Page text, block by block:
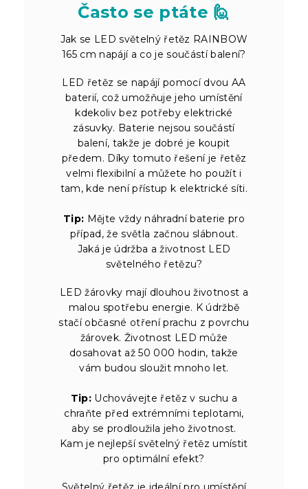
Často se ptáte 🙋
Jak se LED světelný řetěz RAINBOW
165 cm napájí a co je součástí balení?
LED řetěz se napájí pomocí dvou AA
baterií, což umožňuje jeho umístění
kdekoliv bez potřeby elektrické
zásuvky. Baterie nejsou součástí
balení, takže je dobré je koupit
předem. Díky tomuto řešení je řetěz
velmi flexibilní a můžete ho použít i
tam, kde není přístup k elektrické síti.
Tip: Mějte vždy náhradní baterie pro
případ, že světla začnou slábnout.
Jaká je údržba a životnost LED
světelného řetězu?
LED žárovky mají dlouhou životnost a
malou spotřebu energie. K údržbě
stačí občasné otření prachu z povrchu
žárovek. Životnost LED může
dosahovat až 50 000 hodin, takže
vám budou sloužit mnoho let.
Tip: Uchovávejte řetěz v suchu a
chraňte před extrémními teplotami,
aby se prodloužila jeho životnost.
Kam je nejlepší světelný řetěz umístit
pro optimální efekt?